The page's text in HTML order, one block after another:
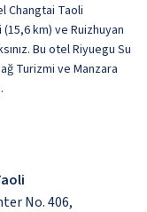
Changtai Taoli
km) ve Ruizhuyan
Bu otel Riyuegu Su
Turizmi ve Manzara
No. 406,